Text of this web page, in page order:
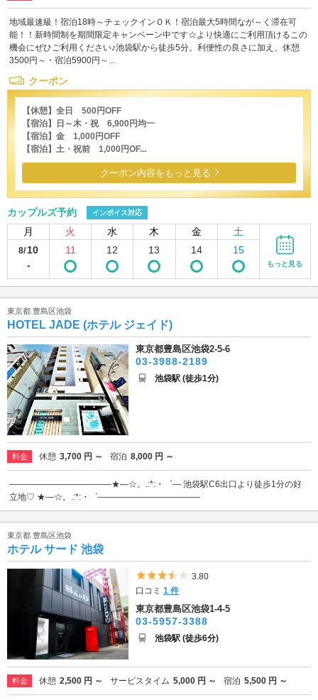
地域最速級！宿泊18時～チェックインＯＫ！宿泊最大5時間なが～く滞在可
能！！新時間制を期間限定キャンペーン中です☆より快適にご利用頂けるこの
機会にぜひご利用ください♪池袋駅から徒歩5分。利便性の良さに加え、休憩
3500円～・宿泊5900円～...
クーポン
【休憩】全日 500円OFF
【宿泊】日～木・祝 6,900円均一
【宿泊】金 1,000円OFF
【宿泊】土・祝前 1,000円OF...
クーポン内容をもっと見る
カップルズ予約 インボイス対応
月 火 水 木 金 土
8/ 10
-
11 12 13 14 15
もっと見る
東京都 豊島区池袋
HOTEL JADE (ホテル ジェイド)
東京都豊島区池袋2-5-6
03-3988-2189
池袋駅 (徒歩1分)
料金 休憩 3,700 円 ～ 宿泊 8,000 円 ～
――――――――――――★―☆。.:*:・゜― 池袋駅C6出口より徒歩1分の好
立地♡ ★―☆。.:*:・゜――――――――――――
東京都 豊島区池袋
ホテル サード 池袋
5つ星のうち3.5
3.80
口コミ1 件
東京都豊島区池袋1-4-5
03-5957-3388
池袋駅 (徒歩6分)
料金 休憩 2,500 円 ～ サービスタイム 5,000 円 ～ 宿泊 5,500 円 ～